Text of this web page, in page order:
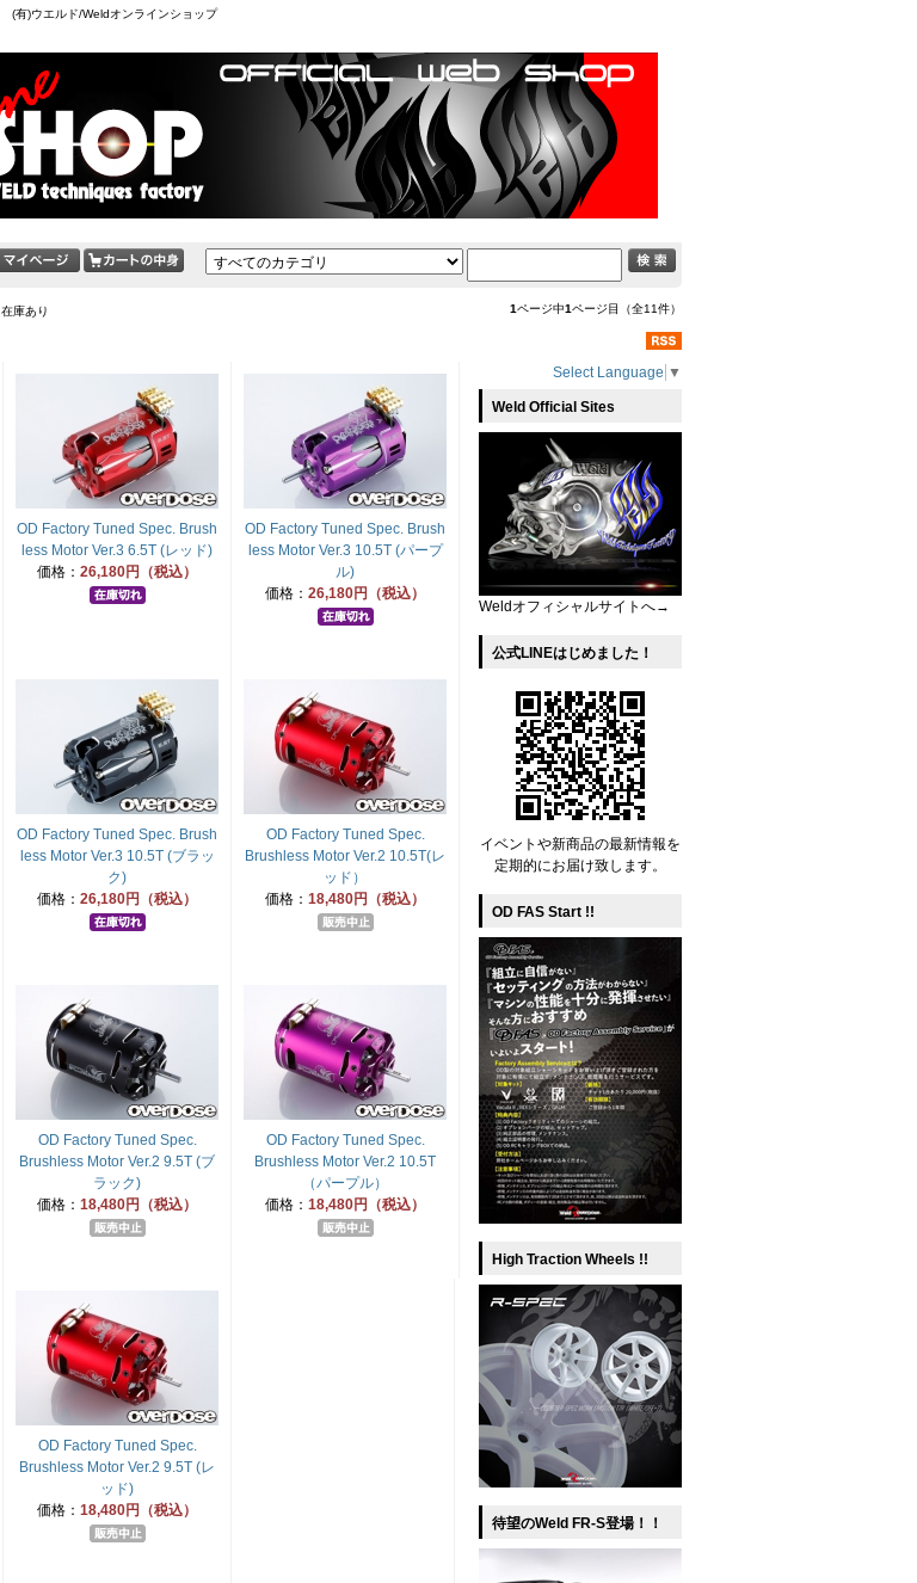
(有)ウエルド/Weldオンラインショップ
在庫あり 1ページ中1ページ目（全11件）
OD Factory Tuned Spec. Brush
less Motor Ver.3 6.5T (レッド)
価格： 26,180円（税込）
OD Factory Tuned Spec. Brush
less Motor Ver.3 10.5T (パープ
ル)
価格： 26,180円（税込）
OD Factory Tuned Spec. Brush
less Motor Ver.3 10.5T (ブラッ
ク)
価格： 26,180円（税込）
OD Factory Tuned Spec.
Brushless Motor Ver.2 10.5T(レ
ッド）
価格： 18,480円（税込）
OD Factory Tuned Spec.
Brushless Motor Ver.2 9.5T (ブ
ラック)
価格： 18,480円（税込）
OD Factory Tuned Spec.
Brushless Motor Ver.2 10.5T
（パープル）
価格： 18,480円（税込）
OD Factory Tuned Spec.
Brushless Motor Ver.2 9.5T (レ
ッド)
価格： 18,480円（税込）
Select Language ▼
Weld Official Sites
Weldオフィシャルサイトへ→
公式LINEはじめました！
イベントや新商品の最新情報を
定期的にお届け致します。
OD FAS Start !!
High Traction Wheels !!
待望のWeld FR-S登場！！